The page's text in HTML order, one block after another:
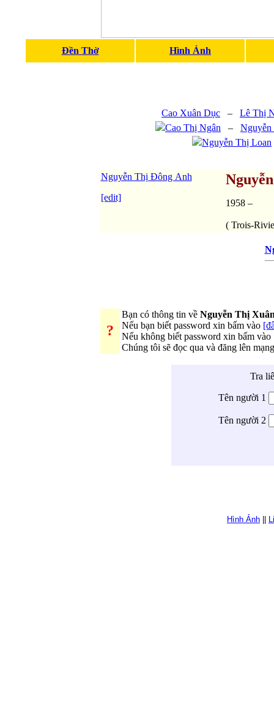
Đền Thờ Hình Ảnh
Cao Xuân Dục – Lê Thị
Cao Thị Ngân –
Nguyễn Thị Loan
Nguyễn Thị Đông Anh
[edit]
1958 –
( Trois-
?
Bạn có thông tin về Nguyễn Thị
Nếu bạn biết password xin bấm vào
Nếu không biết password xin bấm vào
Chúng tôi sẽ đọc qua và đăng lên
Tra
Tên người 1
Tên người 2
Hình Ảnh